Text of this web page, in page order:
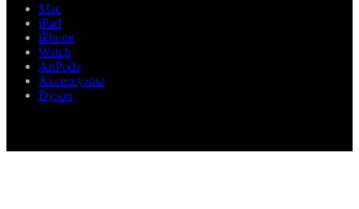
Mac
iPad
iPhone
Watch
AirPods
Аксессуары
Dyson